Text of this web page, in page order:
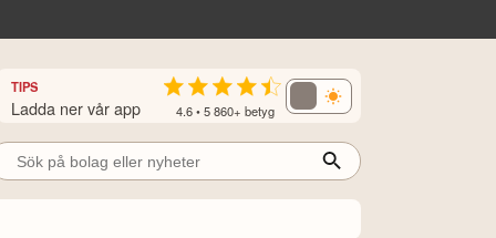
TIPS
Ladda ner vår app 4.6 • 5 860+ betyg